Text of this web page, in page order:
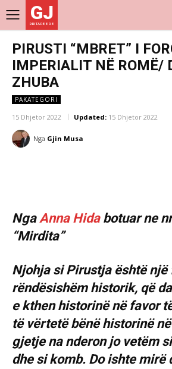
GJ
DRITARE E RE
PIRUSTI “MBRET” I
IMPERIALIT NË ROMË/
ZHUBA
PAKATEGORI
15 Dhjetor 2022 Updated: 15 Dhjetor 2022
Nga Gjin Musa
NgaAnna Hidabotuar ne
“Mirdita”
Njohja si Pirustja është
rëndësishëm historik, që
e kthen historinë në favor
të vërtetë bënë historinë
gjetje na nderon jo vetëm
dhe si komb. Do ishte mirë